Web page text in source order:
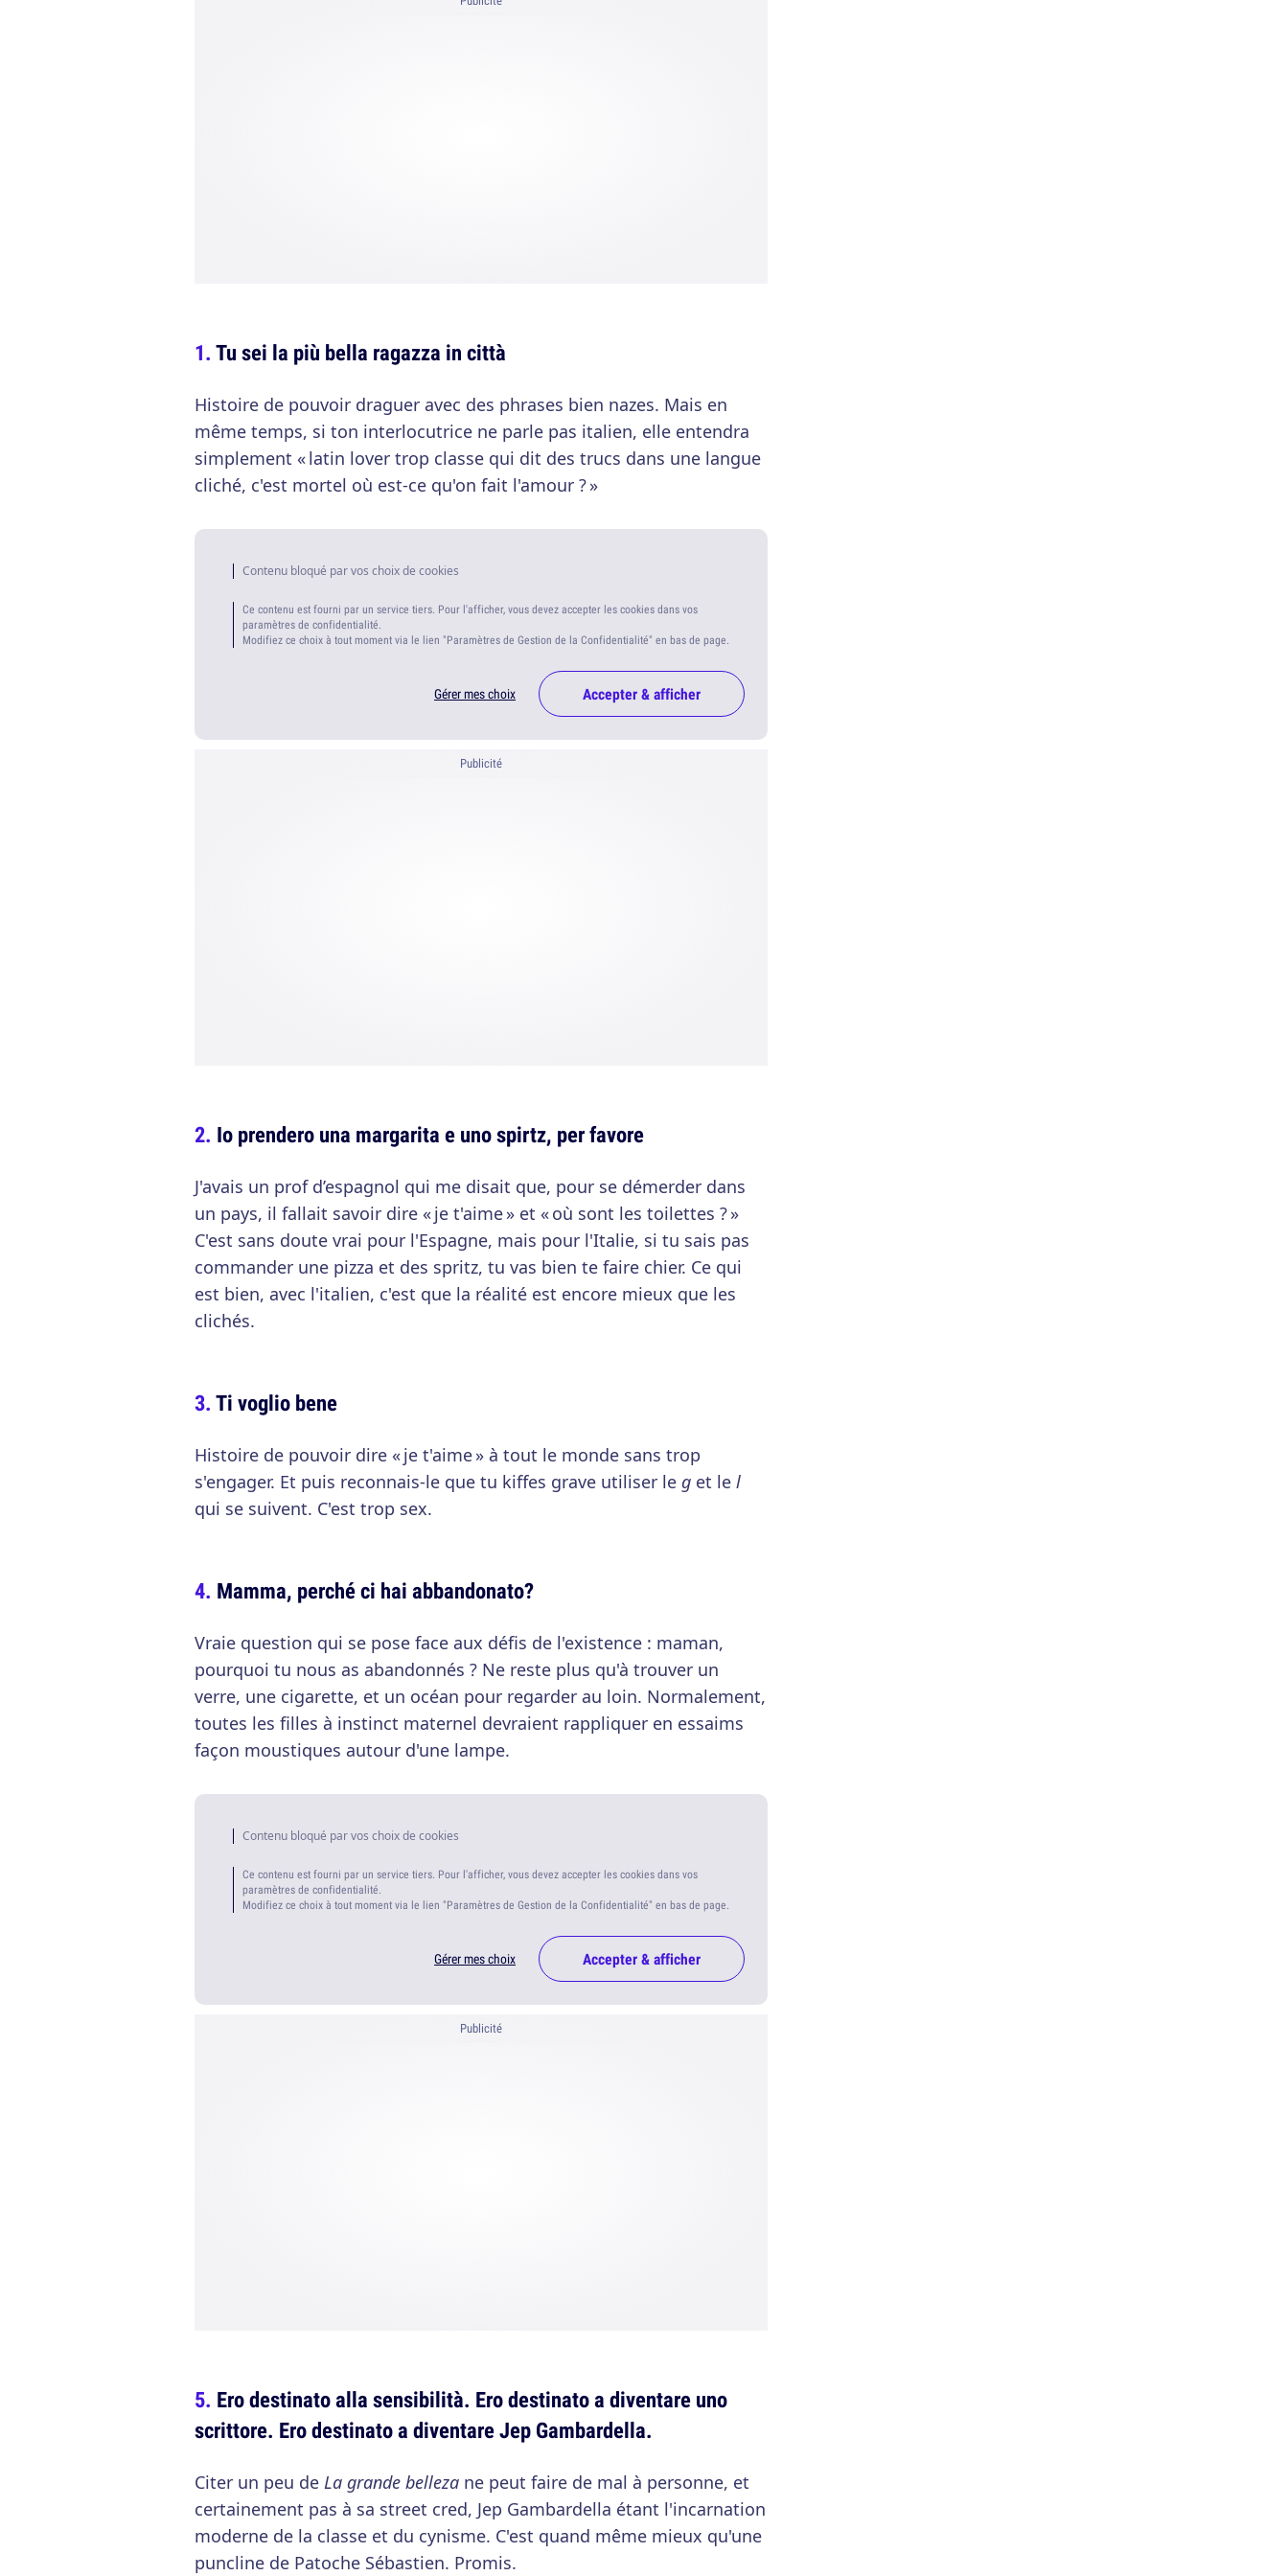
Tu sei la più bella ragazza in città
Histoire de pouvoir draguer avec des phrases bien nazes. Mais en
même temps, si ton interlocutrice ne parle pas italien, elle entendra
simplement « latin lover trop classe qui dit des trucs dans une langue
cliché, c'est mortel où est-ce qu'on fait l'amour ? »
Contenu bloqué par vos choix de cookies
Ce contenu est fourni par un service tiers. Pour l'afficher, vous devez accepter les cookies dans vos
paramètres de confidentialité.
Modifiez ce choix à tout moment via le lien "Paramètres de Gestion de la Confidentialité" en bas de page.
Gérer mes choix Accepter & afficher
Publicité
Io prendero una margarita e uno spirtz, per favore
J'avais un prof d’espagnol qui me disait que, pour se démerder dans
un pays, il fallait savoir dire « je t'aime » et « où sont les toilettes ? »
C'est sans doute vrai pour l'Espagne, mais pour l'Italie, si tu sais pas
commander une pizza et des spritz, tu vas bien te faire chier. Ce qui
est bien, avec l'italien, c'est que la réalité est encore mieux que les
clichés.
Ti voglio bene
Histoire de pouvoir dire « je t'aime » à tout le monde sans trop
s'engager. Et puis reconnais-le que tu kiffes grave utiliser le g et le l
qui se suivent. C'est trop sex.
Mamma, perché ci hai abbandonato?
Vraie question qui se pose face aux défis de l'existence : maman,
pourquoi tu nous as abandonnés ? Ne reste plus qu'à trouver un
verre, une cigarette, et un océan pour regarder au loin. Normalement,
toutes les filles à instinct maternel devraient rappliquer en essaims
façon moustiques autour d'une lampe.
Contenu bloqué par vos choix de cookies
Ce contenu est fourni par un service tiers. Pour l'afficher, vous devez accepter les cookies dans vos
paramètres de confidentialité.
Modifiez ce choix à tout moment via le lien "Paramètres de Gestion de la Confidentialité" en bas de page.
Gérer mes choix Accepter & afficher
Publicité
Ero destinato alla sensibilità. Ero destinato a diventare uno
scrittore. Ero destinato a diventare Jep Gambardella.
Citer un peu de La grande belleza ne peut faire de mal à personne, et
certainement pas à sa street cred, Jep Gambardella étant l'incarnation
moderne de la classe et du cynisme. C'est quand même mieux qu'une
puncline de Patoche Sébastien. Promis.